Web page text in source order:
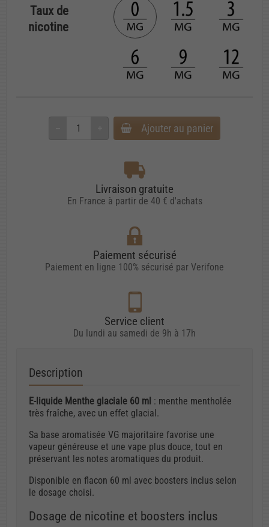
Taux de
nicotine
Ajouter au panier
Livraison gratuite
En France à partir de 40 € d'achats
Paiement sécurisé
Paiement en ligne 100% sécurisé par Verifone
Service client
Du lundi au samedi de 9h à 17h
Description
E-liquide Menthe glaciale 60 ml : menthe mentholée
très fraîche, avec un effet glacial.
Sa base aromatisée VG majoritaire favorise une
vapeur généreuse et une vape plus douce, tout en
préservant les notes aromatiques du produit.
Disponible en flacon 60 ml avec boosters inclus selon
le dosage choisi.
Dosage de nicotine et boosters inclus